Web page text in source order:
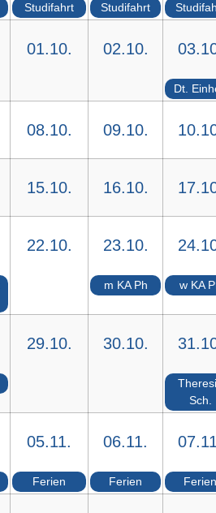
Studifahrt Studifahrt
01.10. 02.10.
Dt.
08.10. 09.10.
15.10. 16.10.
22.10. 23.10.
m KA Ph w KA
29.10. 30.10.
Sch.
05.11.
Ferien
06.11.
Ferien Ferien